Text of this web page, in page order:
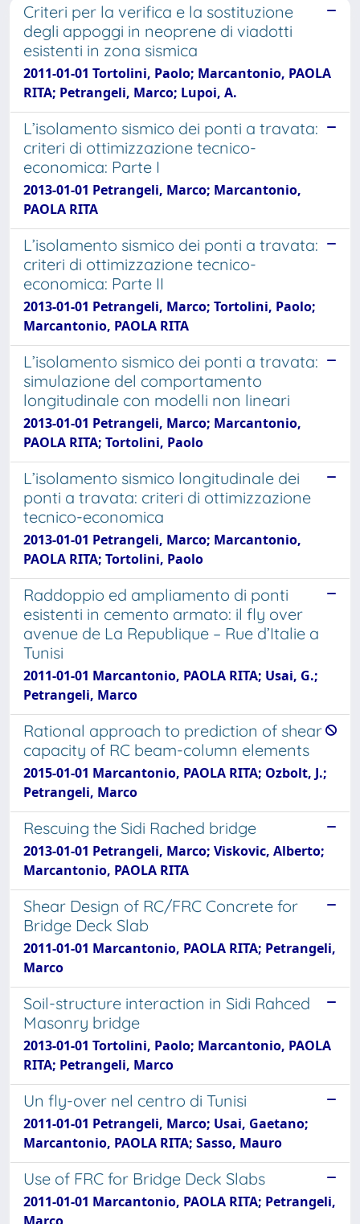
Criteri per la verifica e la sostituzione
degli appoggi in neoprene di viadotti
esistenti in zona sismica
2011-01-01 Tortolini, Paolo; Marcantonio, PAOLA
RITA; Petrangeli, Marco; Lupoi, A.
L’isolamento sismico dei ponti a travata:
criteri di ottimizzazione tecnico-
economica: Parte I
2013-01-01 Petrangeli, Marco; Marcantonio,
PAOLA RITA
L’isolamento sismico dei ponti a travata:
criteri di ottimizzazione tecnico-
economica: Parte II
2013-01-01 Petrangeli, Marco; Tortolini, Paolo;
Marcantonio, PAOLA RITA
L’isolamento sismico dei ponti a travata:
simulazione del comportamento
longitudinale con modelli non lineari
2013-01-01 Petrangeli, Marco; Marcantonio,
PAOLA RITA; Tortolini, Paolo
L’isolamento sismico longitudinale dei
ponti a travata: criteri di ottimizzazione
tecnico-economica
2013-01-01 Petrangeli, Marco; Marcantonio,
PAOLA RITA; Tortolini, Paolo
Raddoppio ed ampliamento di ponti
esistenti in cemento armato: il fly over
avenue de La Republique – Rue d’Italie a
Tunisi
2011-01-01 Marcantonio, PAOLA RITA; Usai, G.;
Petrangeli, Marco
Rational approach to prediction of shear
capacity of RC beam-column elements
2015-01-01 Marcantonio, PAOLA RITA; Ozbolt, J.;
Petrangeli, Marco
Rescuing the Sidi Rached bridge
2013-01-01 Petrangeli, Marco; Viskovic, Alberto;
Marcantonio, PAOLA RITA
Shear Design of RC/FRC Concrete for
Bridge Deck Slab
2011-01-01 Marcantonio, PAOLA RITA; Petrangeli,
Marco
Soil-structure interaction in Sidi Rahced
Masonry bridge
2013-01-01 Tortolini, Paolo; Marcantonio, PAOLA
RITA; Petrangeli, Marco
Un fly-over nel centro di Tunisi
2011-01-01 Petrangeli, Marco; Usai, Gaetano;
Marcantonio, PAOLA RITA; Sasso, Mauro
Use of FRC for Bridge Deck Slabs
2011-01-01 Marcantonio, PAOLA RITA; Petrangeli,